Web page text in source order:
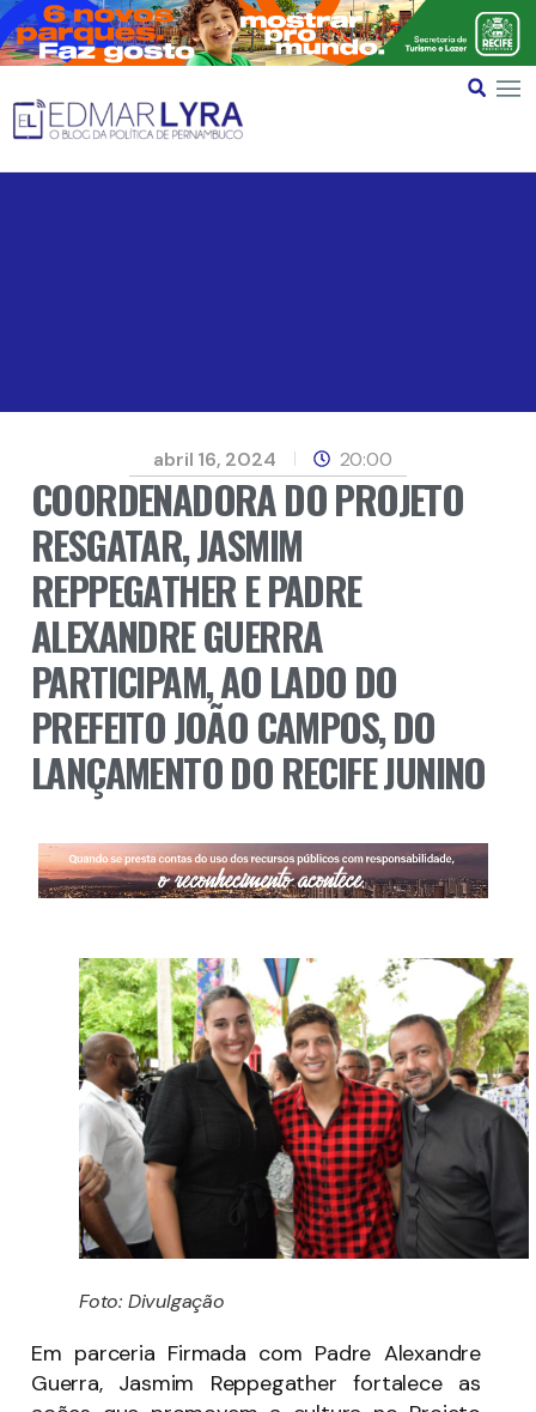
abril 16, 2024 20:00
COORDENADORA DO PROJETO
RESGATAR, JASMIM
REPPEGATHER E PADRE
ALEXANDRE GUERRA
PARTICIPAM, AO LADO DO
PREFEITO JOÃO CAMPOS, DO
LANÇAMENTO DO RECIFE JUNINO
Foto: Divulgação
Em parceria Firmada com Padre Alexandre
Guerra, Jasmim Reppegather fortalece as